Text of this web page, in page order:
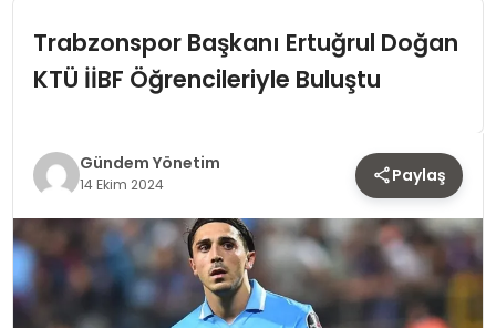
EKONOMI
TEKNOLOJI
SAĞLIK
YAŞAM
Trabzonspor Başkanı Ertuğrul Doğan
KTÜ İİBF Öğrencileriyle Buluştu
Gündem Yönetim
14 Ekim 2024 Paylaş